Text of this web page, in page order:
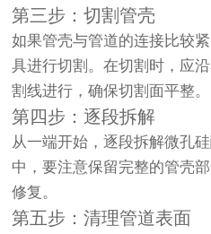
第三步：切割管壳
如果管壳与管道的连接比较
具进行切割。在切割时，应
割线进行，确保切割面平整。
第四步：逐段拆解
从一端开始，逐段拆解微孔
中，要注意保留完整的管壳
修复。
第五步：清理管道表面